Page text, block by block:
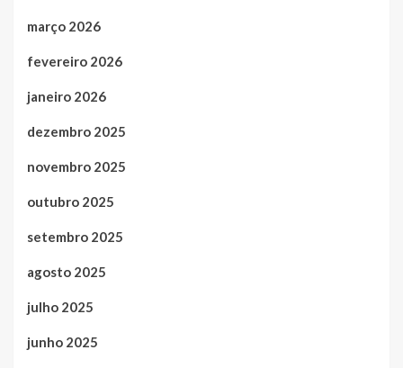
março 2026
fevereiro 2026
janeiro 2026
dezembro 2025
novembro 2025
outubro 2025
setembro 2025
agosto 2025
julho 2025
junho 2025